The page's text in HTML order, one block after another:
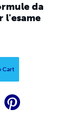
da
l'esame
Cart